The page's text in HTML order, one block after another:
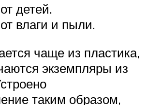
детей.
влаги и пыли.
чаще из пластика,
экземпляры из
таким образом,